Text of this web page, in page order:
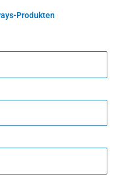
Produkten